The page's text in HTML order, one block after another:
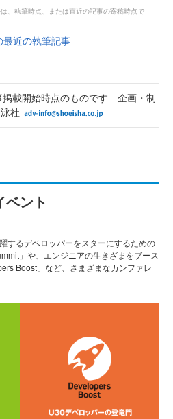
、執筆時点、または直近の記事の寄稿時点で
最近の執筆記事
掲載開始時点のものです 企画・制
社
ベント
するデベロッパーをスターにするための
」や、エンジニアの生きざまをブース
Boost」など、さまざまなカンファレ